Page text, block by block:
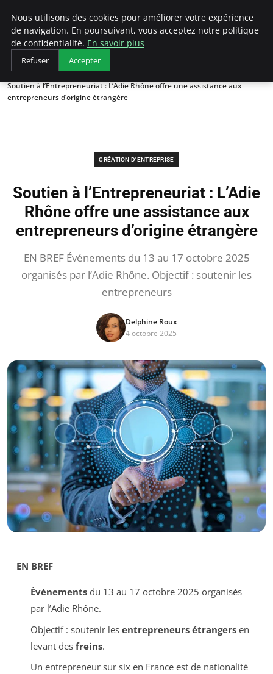
LECFCM
Accueil
Création d'entreprise
Soutien à l’Entrepreneuriat : L’Adie Rhône offre une assistance aux
entrepreneurs d’origine étrangère
CRÉATION D'ENTREPRISE
Soutien à l’Entrepreneuriat : L’Adie
Rhône offre une assistance aux
entrepreneurs d’origine étrangère
EN BREF Événements du 13 au 17 octobre 2025
organisés par l’Adie Rhône. Objectif : soutenir les
entrepreneurs
Delphine Roux
4 octobre 2025
EN BREF
Événementsdu 13 au 17 octobre 2025 organisés
par l’Adie Rhône.
Objectif : soutenir les entrepreneurs étrangersen
levant des freins.
Un entrepreneur sur six en France est de nationalité
Nous utilisons des cookies pour améliorer votre expérience
de navigation. En poursuivant, vous acceptez notre politique
de confidentialité. En savoir plus
Refuser Accepter